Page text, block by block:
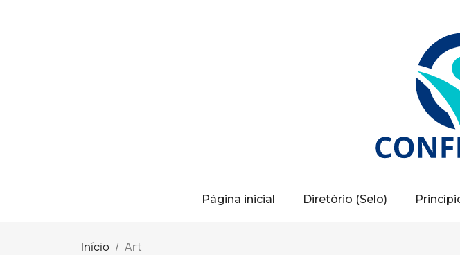
Página inicial Diretório (Selo)
Início Art